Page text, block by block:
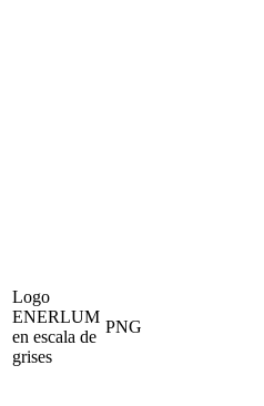
Logo
ENERLUM
en escala de
grises
PNG